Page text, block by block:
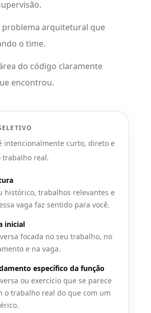
problema arquitetural que
o time.
do código claramente
encontrou.
intencionalmente curto, direto e
trabalho real.
histórico, trabalhos relevantes e
vaga faz sentido para você.
inicial
focada no seu trabalho, no
e na vaga.
específico da função
ou exercício que se parece
o trabalho real do que com um